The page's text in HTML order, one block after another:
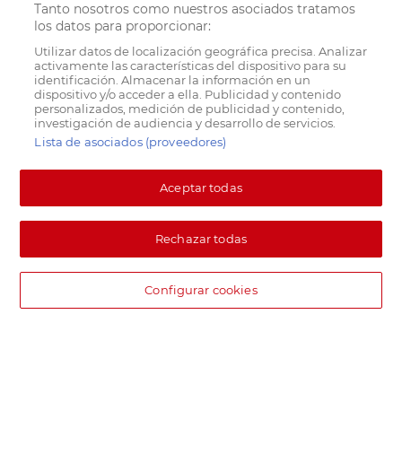
Tanto nosotros como nuestros asociados tratamos
los datos para proporcionar:
Utilizar datos de localización geográfica precisa. Analizar
activamente las características del dispositivo para su
identificación. Almacenar la información en un
dispositivo y/o acceder a ella. Publicidad y contenido
personalizados, medición de publicidad y contenido,
investigación de audiencia y desarrollo de servicios.
Lista de asociados (proveedores)
Aceptar todas
Rechazar todas
Configurar cookies